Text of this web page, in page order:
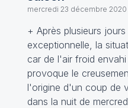
mercredi 23 décembre 2020
+ Après plusieurs
exceptionnelle, la
car de l'air froid
provoque le
l'origine d'un coup de
dans la nuit de